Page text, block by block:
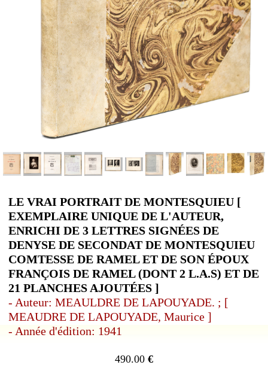
LE VRAI PORTRAIT DE MONTESQUIEU [
EXEMPLAIRE UNIQUE DE L'AUTEUR,
ENRICHI DE 3 LETTRES SIGNÉES DE
DENYSE DE SECONDAT DE MONTESQUIEU
COMTESSE DE RAMEL ET DE SON ÉPOUX
FRANÇOIS DE RAMEL (DONT 2 L.A.S) ET DE
21 PLANCHES AJOUTÉES ]
- Auteur: MEAULDRE DE LAPOUYADE. ; [
MEAUDRE DE LAPOUYADE, Maurice ]
- Année d'édition: 1941
490.00 €